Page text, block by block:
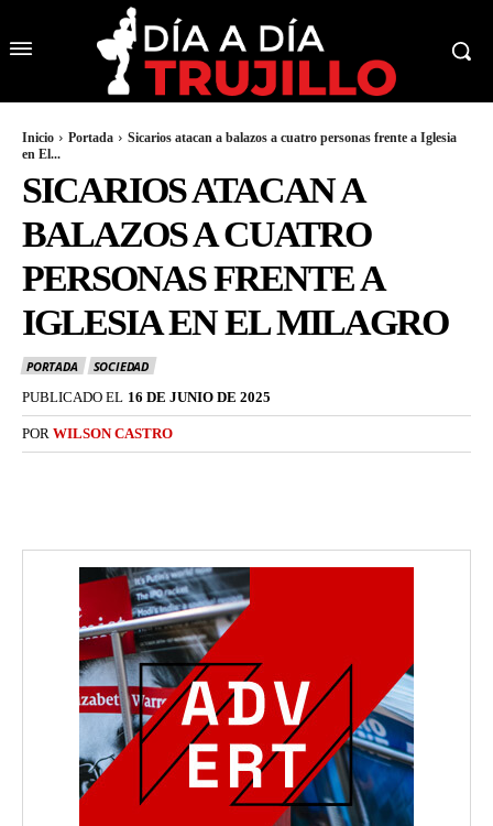
Inicio Portada
Sicarios atacan a balazos a cuatro personas frente a Iglesia
en El...
SICARIOS ATACAN A
BALAZOS A CUATRO
PERSONAS FRENTE A
IGLESIA EN EL MILAGRO
PORTADA
SOCIEDAD
PUBLICADO EL 16 DE JUNIO DE 2025
POR WILSON CASTRO